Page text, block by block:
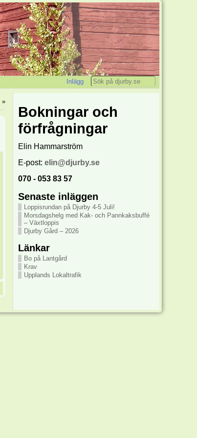
Inlägg
»
Bokningar och
förfrågningar
Elin Hammarström
E-post: elin@djurby.se
070 - 053 83 57
Senaste inläggen
Loppisrundan på Djurby 4-5 Juli!
Morsdagshelg med Kak- och Pannkaksbuffé
– Växtloppis
Djurby Gård – 2026
Länkar
Bo på Lantgård
Krav
Upplands Lokaltrafik